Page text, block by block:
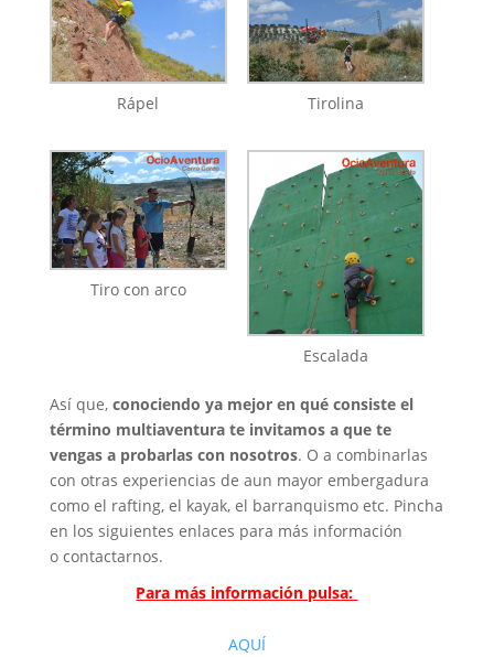
Rápel Tirolina
Tiro con arco
Escalada
Así que, conociendo ya mejor en qué consiste el
término multiaventura te invitamos a que te
vengas a probarlas con nosotros. O a combinarlas
con otras experiencias de aun mayor embergadura
como el rafting, el kayak, el barranquismo etc. Pincha
en los siguientes enlaces para más información
o contactarnos.
Para más información pulsa:
AQUÍ